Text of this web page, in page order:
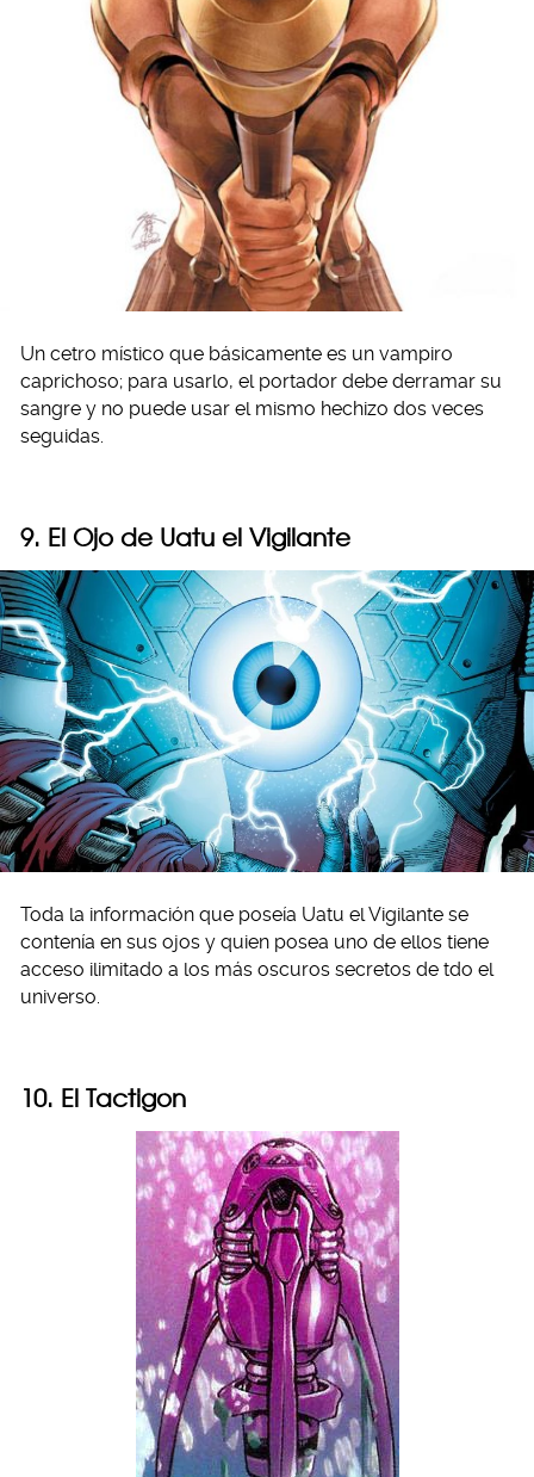
Un cetro místico que básicamente es un vampiro
caprichoso; para usarlo, el portador debe derramar su
sangre y no puede usar el mismo hechizo dos veces
seguidas.
9. El Ojo de Uatu el Vigilante
Toda la información que poseía Uatu el Vigilante se
contenía en sus ojos y quien posea uno de ellos tiene
acceso ilimitado a los más oscuros secretos de tdo el
universo.
10. El Tactigon